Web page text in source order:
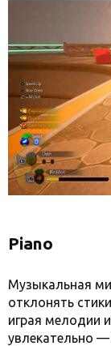
Piano
Музыкальная
отклонять
играя мелодии
увлекательно